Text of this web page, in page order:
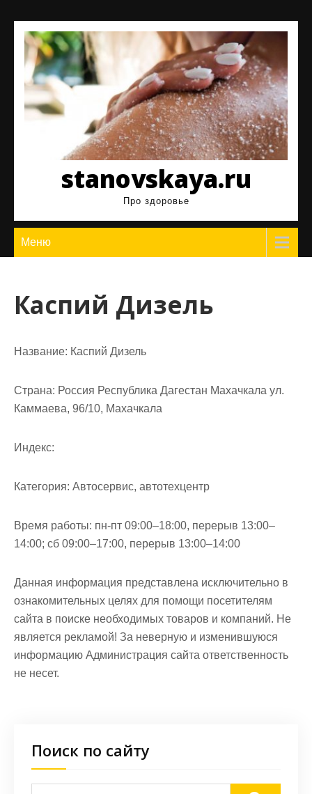
содержимому
stanovskaya.ru
Про здоровье
Меню
Каспий Дизель
Название: Каспий Дизель
Страна: Россия Республика Дагестан Махачкала ул.
Каммаева, 96/10, Махачкала
Индекс:
Категория: Автосервис, автотехцентр
Время работы: пн-пт 09:00–18:00, перерыв 13:00–
14:00; сб 09:00–17:00, перерыв 13:00–14:00
Данная информация представлена исключительно в
ознакомительных целях для помощи посетителям
сайта в поиске необходимых товаров и компаний. Не
является рекламой! За неверную и изменившуюся
информацию Администрация сайта ответственность
не несет.
Поиск по сайту